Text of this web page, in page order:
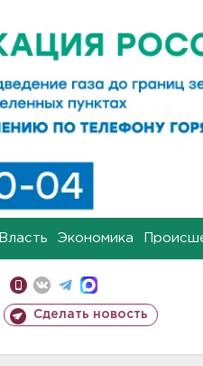
Власть Экономика
Сделать новость